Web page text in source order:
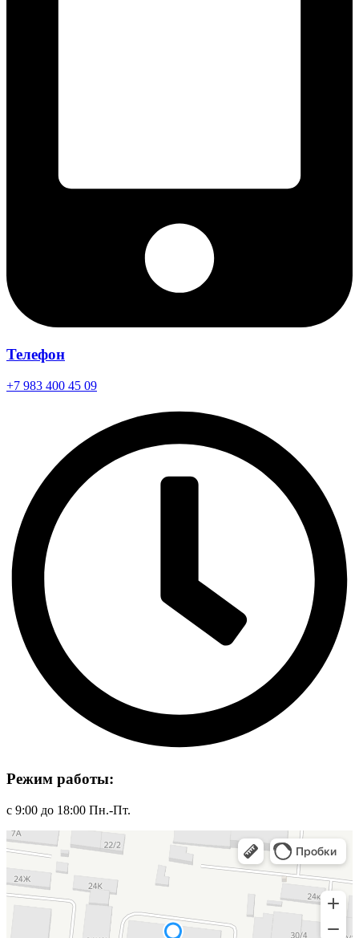
Телефон
+7 983 400 45 09
Режим работы:
с 9:00 до 18:00 Пн.-Пт.